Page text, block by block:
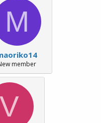
א
ר
י
ך
M
member
V